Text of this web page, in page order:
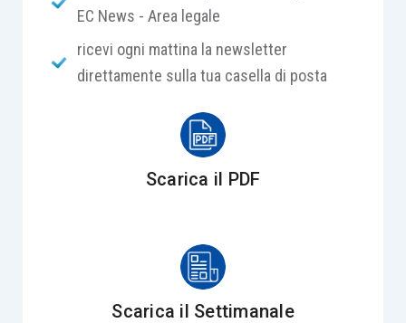
EC News - Area legale
ricevi ogni mattina la newsletter
direttamente sulla tua casella di posta
Scarica il PDF
Scarica il Settimanale